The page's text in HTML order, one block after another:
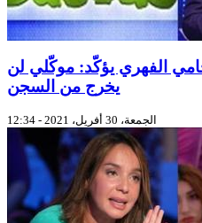
الفهري يؤكّد: موكّلي لن
يخرج من السجن
الجمعة، 30 أفريل، 2021 - 12:34